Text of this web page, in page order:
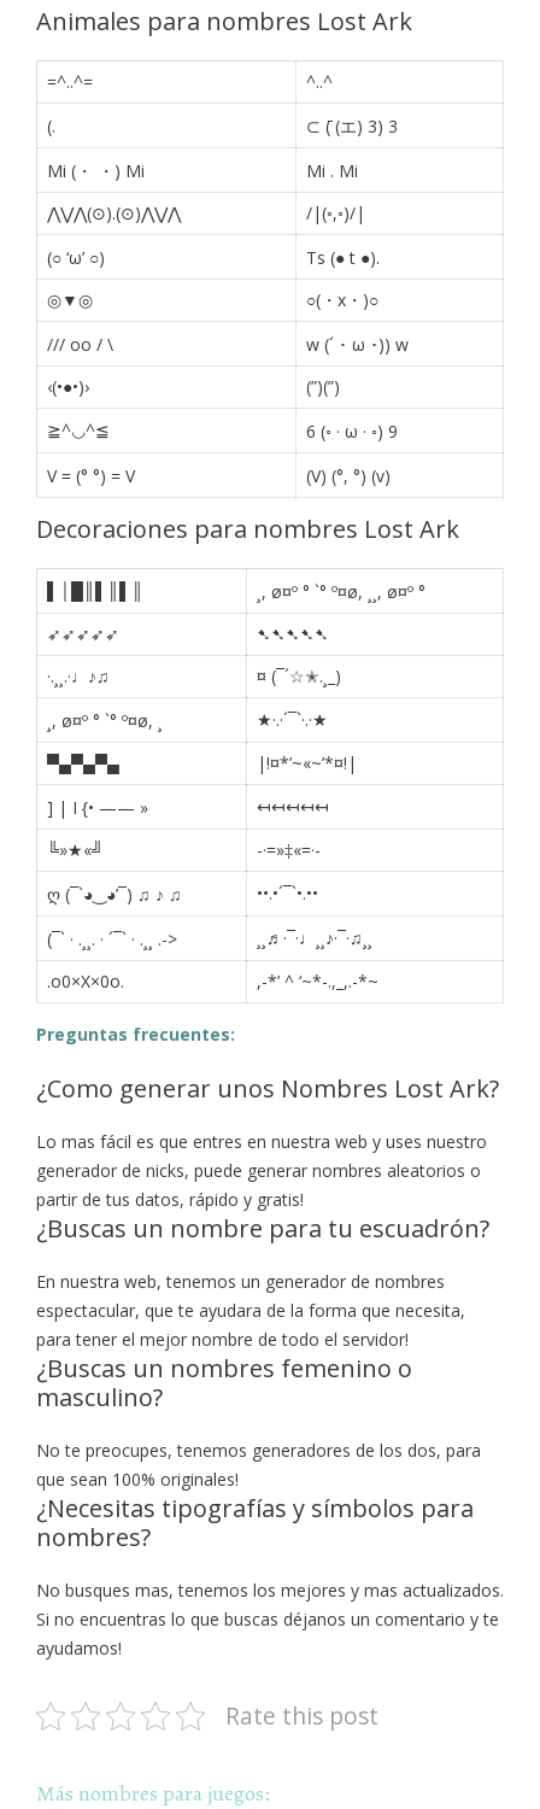
Animales para nombres Lost Ark
=^..^=
^..^
(.
⊂ (̄ (エ) 3) 3
Mi (・ ・) Mi
Mi . Mi
⋀⋁⋀(⊙).(⊙)⋀⋁⋀
/|(◦,◦)/|
(○ ‘ω’ ○)
Ts (● t ●).
◎▼◎
○(・x・)○
/// oo / \
w (´ ･ ω ･)) w
‹(•●•)›
(”)(”)
≧^◡^≦
6 (◦ · ω · ◦) 9
V = (° °) = V
(V) (°, °) (v)
Decoraciones para nombres Lost Ark
¸, ø¤º ° `° º¤ø, ¸¸, ø¤º °
➶➶➶➶➶
➷➷➷➷➷
·.¸¸.·♩♪♫
¤ (¯´☆✭.¸_)
¸, ø¤º ° `° º¤ø, ¸
★·.·´¯`·.·★
▀▄▀▄▀▄
|!¤*’~«~’*¤!|
] | I {• —— »
↤↤↤↤↤
╚»★«╝
-·=»‡«=·-
ღ (¯`◕‿◕’¯) ♫ ♪ ♫
••.•´¯`•.••
(¯` · .¸¸. · ´¯` · .¸¸ .->
¸¸♬·¯·♩¸¸♪·¯·♫¸¸
.o0×X×0o.
,-*’ ^ ‘~*-.,_,.-*~
Preguntas frecuentes:
¿Como generar unos Nombres Lost Ark?
Lo mas fácil es que entres en nuestra web y uses nuestro
generador de nicks, puede generar nombres aleatorios o
partir de tus datos, rápido y gratis!
¿Buscas un nombre para tu escuadrón?
En nuestra web, tenemos un generador de nombres
espectacular, que te ayudara de la forma que necesita,
para tener el mejor nombre de todo el servidor!
¿Buscas un nombres femenino o
masculino?
No te preocupes, tenemos generadores de los dos, para
que sean 100% originales!
¿Necesitas tipografías y símbolos para
nombres?
No busques mas, tenemos los mejores y mas actualizados.
Si no encuentras lo que buscas déjanos un comentario y te
ayudamos!
Rate this post
Más nombres para juegos: